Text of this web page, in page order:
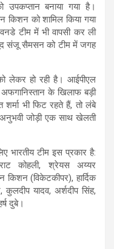
बनाया गया है।
को शामिल किया गया
टीम में भी वापसी कर ली
संजू सैमसन को टीम में जगह
को लेकर हो रही है। आईपीएल
के खिलाफ बड़ी
शर्मा भी फिट रहते हैं, तो लंबे
जोड़ी एक साथ खेलती
भारतीय टीम इस प्रकार है:
कोहली, श्रेयस अय्यर
(विकेटकीपर), हार्दिक
कुलदीप यादव, अर्शदीप सिंह,
दुबे।